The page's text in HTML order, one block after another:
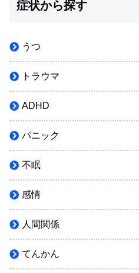
症状から探す
うつ
トラウマ
ADHD
パニック
不眠
感情
人間関係
てんかん